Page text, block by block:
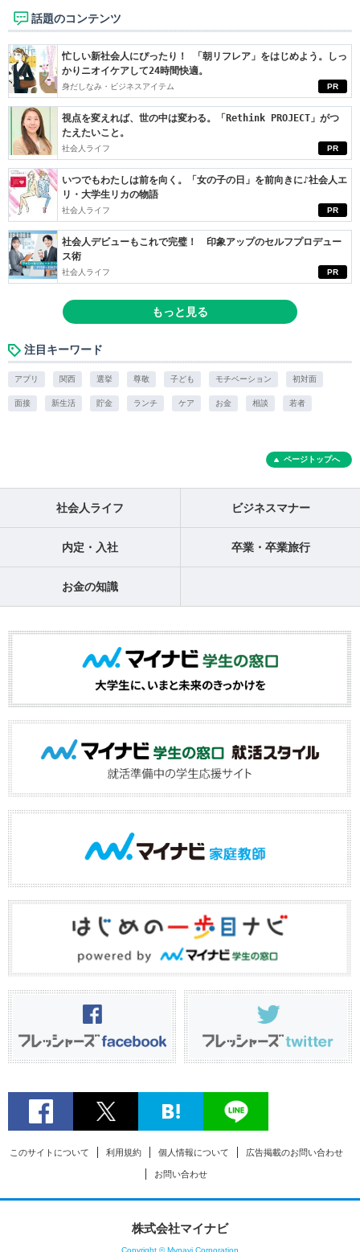
話題のコンテンツ
PR
忙しい新社会人にぴったり！ 「朝リフレア」をはじめよう。しっ
かりニオイケアして24時間快適。
身だしなみ・ビジネスアイテム
PR
視点を変えれば、世の中は変わる。「Rethink PROJECT」がつ
たえたいこと。
社会人ライフ
PR
いつでもわたしは前を向く。「女の子の日」を前向きに♪社会人エ
リ・大学生リカの物語
社会人ライフ
PR
社会人デビューもこれで完璧！ 印象アップのセルフプロデュー
ス術
社会人ライフ
もっと見る
注目キーワード
アプリ 関西 選挙 尊敬 子ども モチベーション 初対面
面接 新生活 貯金 ランチ ケア お金 相談 若者
ページトップへ
社会人ライフ ビジネスマナー
内定・入社 卒業・卒業旅行
お金の知識
このサイトについて 利用規約 個人情報について 広告掲載のお問い合わせ
お問い合わせ
株式会社マイナビ
Copyright © Mynavi Corporation